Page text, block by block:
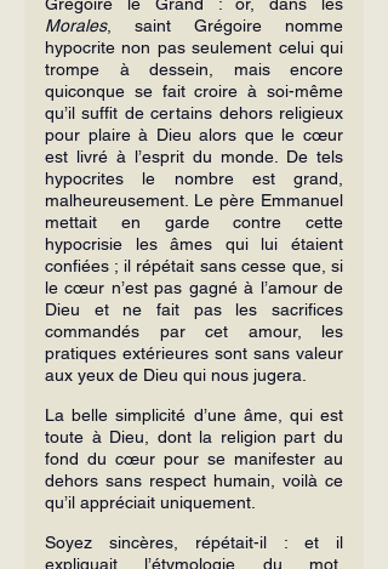
Morales, saint Grégoire nomme
hypocrite non pas seulement celui qui
trompe à dessein, mais encore
quiconque se fait croire à soi-même
qu’il suffit de certains dehors religieux
pour plaire à Dieu alors que le cœur
est livré à l’esprit du monde. De tels
hypocrites le nombre est grand,
malheureusement. Le père Emmanuel
mettait en garde contre cette
hypocrisie les âmes qui lui étaient
confiées ; il répétait sans cesse que, si
le cœur n’est pas gagné à l’amour de
Dieu et ne fait pas les sacrifices
commandés par cet amour, les
pratiques extérieures sont sans valeur
aux yeux de Dieu qui nous jugera.
La belle simplicité d’une âme, qui est
toute à Dieu, dont la religion part du
fond du cœur pour se manifester au
dehors sans respect humain, voilà ce
qu’il appréciait uniquement.
Soyez sincères, répétait-il : et il